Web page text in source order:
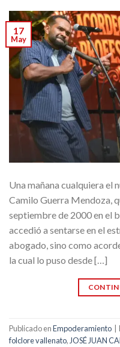
17
May
Una mañana cualquiera el
Camilo Guerra Mendoza,
septiembre de 2000 en el
accedió a sentarse en el
abogado, sino como
la cual lo puso desde […]
Publicado enEmpoderamiento
folclore vallenato,JOSÉ JUAN